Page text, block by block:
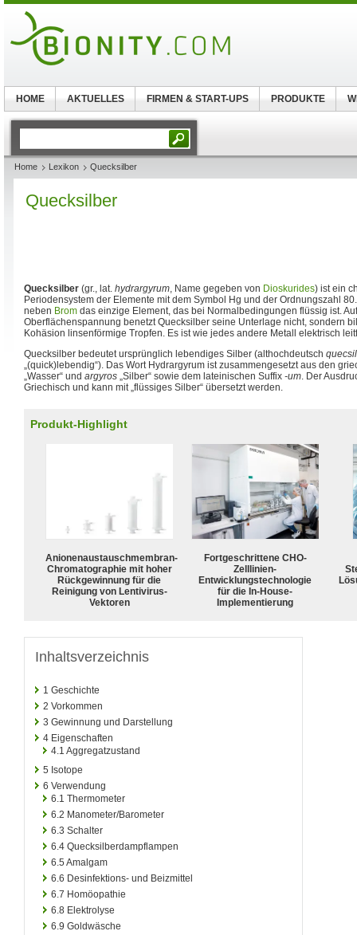
Home Lexikon Quecksilber
Quecksilber
Quecksilber (gr., lat. hydrargyrum, Name gegeben von Dioskurides) ist ein
Periodensystem der Elemente mit dem Symbol Hg und der Ordnungszahl
neben Brom das einzige Element, das bei Normalbedingungen flüssig ist.
Oberflächenspannung benetzt Quecksilber seine Unterlage nicht, sondern
Kohäsion linsenförmige Tropfen. Es ist wie jedes andere Metall elektrisch
Quecksilber bedeutet ursprünglich lebendiges Silber (althochdeutsch
„(quick)lebendig“). Das Wort Hydrargyrum ist zusammengesetzt aus den
„Wasser“ und argyros „Silber“ sowie dem lateinischen Suffix -um. Der
Griechisch und kann mit „flüssiges Silber“ übersetzt werden.
Produkt-Highlight
Anionenaustauschmembran-
Chromatographie mit hoher
Rückgewinnung für die
Reinigung von Lentivirus-
Vektoren
Fortgeschrittene CHO-
Zelllinien-
Entwicklungstechnologie
für die In-House-
Implementierung
Inhaltsverzeichnis
1 Geschichte
2 Vorkommen
3 Gewinnung und Darstellung
4 Eigenschaften
4.1 Aggregatzustand
5 Isotope
6 Verwendung
6.1 Thermometer
6.2 Manometer/Barometer
6.3 Schalter
6.4 Quecksilberdampflampen
6.5 Amalgam
6.6 Desinfektions- und Beizmittel
6.7 Homöopathie
6.8 Elektrolyse
6.9 Goldwäsche
HOME AKTUELLES FIRMEN & START-UPS PRODUKTE